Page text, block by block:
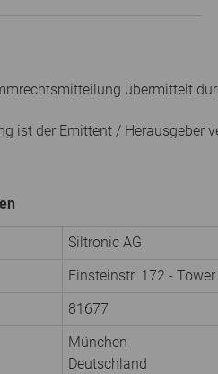
übermittelt
ist der Emittent / Herausgeber
Siltronic AG
Einsteinstr. 172 -
81677
München
Deutschland